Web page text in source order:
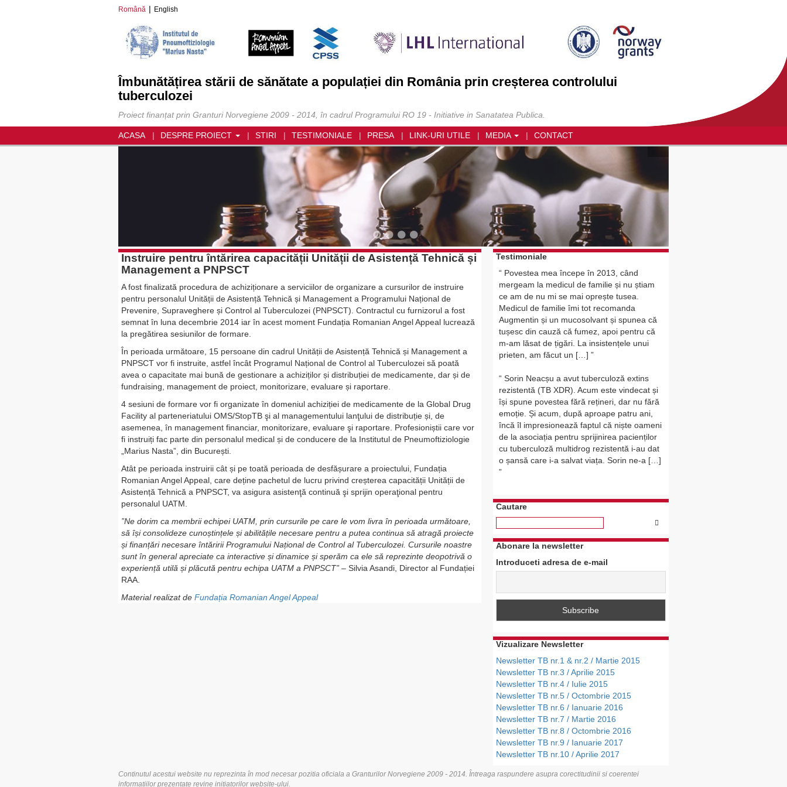
Română English
Îmbunătățirea stării de sănătate a populației din România prin creșterea controlului
tuberculozei
Proiect finanțat prin Granturi Norvegiene 2009 - 2014, în cadrul Programului RO 19 - Initiative in Sanatatea Publica.
ACASA DESPRE PROIECT STIRI TESTIMONIALE PRESA LINK-URI UTILE MEDIA CONTACT
Instruire pentru întărirea capacității Unității de Asistență Tehnică și
Management a PNPSCT
A fost finalizată procedura de achiziționare a serviciilor de organizare a cursurilor de instruire
pentru personalul Unității de Asistență Tehnică și Management a Programului Național de
Prevenire, Supraveghere și Control al Tuberculozei (PNPSCT). Contractul cu furnizorul a fost
semnat în luna decembrie 2014 iar în acest moment Fundația Romanian Angel Appeal lucrează
la pregătirea sesiunilor de formare.
În perioada următoare, 15 persoane din cadrul Unității de Asistență Tehnică și Management a
PNPSCT vor fi instruite, astfel încât Programul Național de Control al Tuberculozei să poată
avea o capacitate mai bună de gestionare a achiziților și distribuției de medicamente, dar și de
fundraising, management de proiect, monitorizare, evaluare și raportare.
4 sesiuni de formare vor fi organizate în domeniul achiziției de medicamente de la Global Drug
Facility al parteneriatului OMS/StopTB şi al managementului lanţului de distribuție și, de
asemenea, în management financiar, monitorizare, evaluare şi raportare. Profesioniștii care vor
fi instruiți fac parte din personalul medical și de conducere de la Institutul de Pneumoftiziologie
„Marius Nasta”, din București.
Atât pe perioada instruirii cât și pe toată perioada de desfășurare a proiectului, Fundația
Romanian Angel Appeal, care deține pachetul de lucru privind creșterea capacității Unității de
Asistență Tehnică a PNPSCT, va asigura asistenţă continuă şi sprijin operaţional pentru
personalul UATM.
”Ne dorim ca membrii echipei UATM, prin cursurile pe care le vom livra în perioada următoare,
să își consolideze cunoștințele și abilitățile necesare pentru a putea continua să atragă proiecte
și finanțări necesare întăririi Programului Național de Control al Tuberculozei. Cursurile noastre
sunt în general apreciate ca interactive și dinamice și sperăm ca ele să reprezinte deopotrivă o
experiență utilă și plăcută pentru echipa UATM a PNPSCT” – Silvia Asandi, Director al Fundației
RAA.
Material realizat de Fundația Romanian Angel Appeal
Testimoniale
Povestea mea începe în 2013, când
mergeam la medicul de familie și nu știam
ce am de nu mi se mai oprește tusea.
Medicul de familie îmi tot recomanda
Augmentin și un mucosolvant și spunea că
tușesc din cauză că fumez, apoi pentru că
m-am lăsat de țigări. La insistențele unui
prieten, am făcut un […]
Sorin Neacșu a avut tuberculoză extins
rezistentă (TB XDR). Acum este vindecat și
își spune povestea fără rețineri, dar nu fără
emoție. Și acum, după aproape patru ani,
încă îl impresionează faptul că niște oameni
de la asociația pentru sprijinirea pacienților
cu tuberculoză multidrog rezistentă i-au dat
o șansă care i-a salvat viața. Sorin ne-a […]
Cautare
Abonare la newsletter
Introduceti adresa de e-mail
Vizualizare Newsletter
Newsletter TB nr.1 & nr.2 / Martie 2015
Newsletter TB nr.3 / Aprilie 2015
Newsletter TB nr.4 / Iulie 2015
Newsletter TB nr.5 / Octombrie 2015
Newsletter TB nr.6 / Ianuarie 2016
Newsletter TB nr.7 / Martie 2016
Newsletter TB nr.8 / Octombrie 2016
Newsletter TB nr.9 / Ianuarie 2017
Newsletter TB nr.10 / Aprilie 2017
Continutul acestui website nu reprezinta în mod necesar pozitia oficiala a Granturilor Norvegiene 2009 - 2014. Întreaga raspundere asupra corectitudinii si coerentei
informatiilor prezentate revine initiatorilor website-ului.